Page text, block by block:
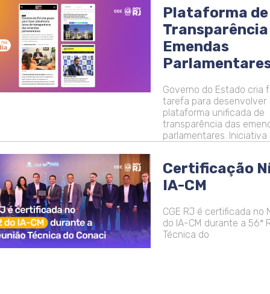
Plataforma de
Transparência
Emendas
Governo do Estado cria
tarefa para desenvolver
plataforma unificada de
transparência das
parlamentares. Iniciativa
Certificação
IA-CM
CGE RJ é certificada no
do IA-CM durante a 56ª
Técnica do